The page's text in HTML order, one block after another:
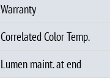
Warranty
Correlated Color Temp.
Lumen maint. at end